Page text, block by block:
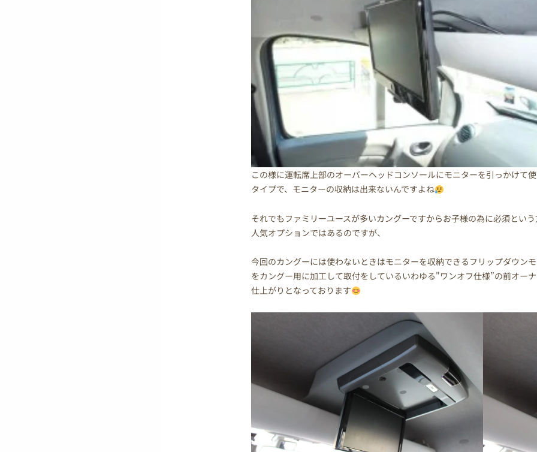
この様に運転席上部のオーバーヘッドコンソールにモニターを引っかけて
タイプで、モニターの収納は出来ないんですよね
それでもファミリーユースが多いカングーですからお子様の為に必須とい
人気オプションではあるのですが、
今回のカングーには使わないときはモニターを収納できるフリップダウン
をカングー用に加工して取付をしているいわゆる"ワンオフ仕様”の前オー
仕上がりとなっております